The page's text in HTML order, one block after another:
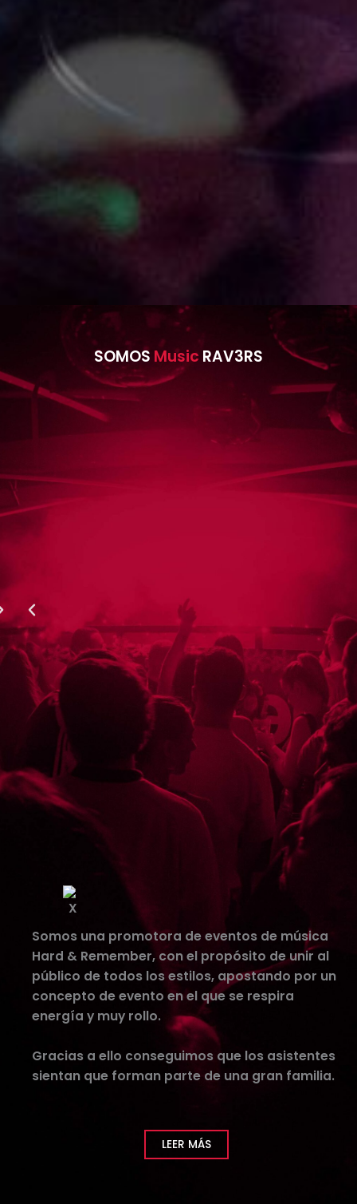
SOMOS Music RAV3RS
Somos una promotora de eventos de música
Hard & Remember, con el propósito de unir al
público de todos los estilos, apostando por un
concepto de evento en el que se respira
energía y muy rollo.
Gracias a ello conseguimos que los asistentes
sientan que forman parte de una gran familia.
LEER MÁS